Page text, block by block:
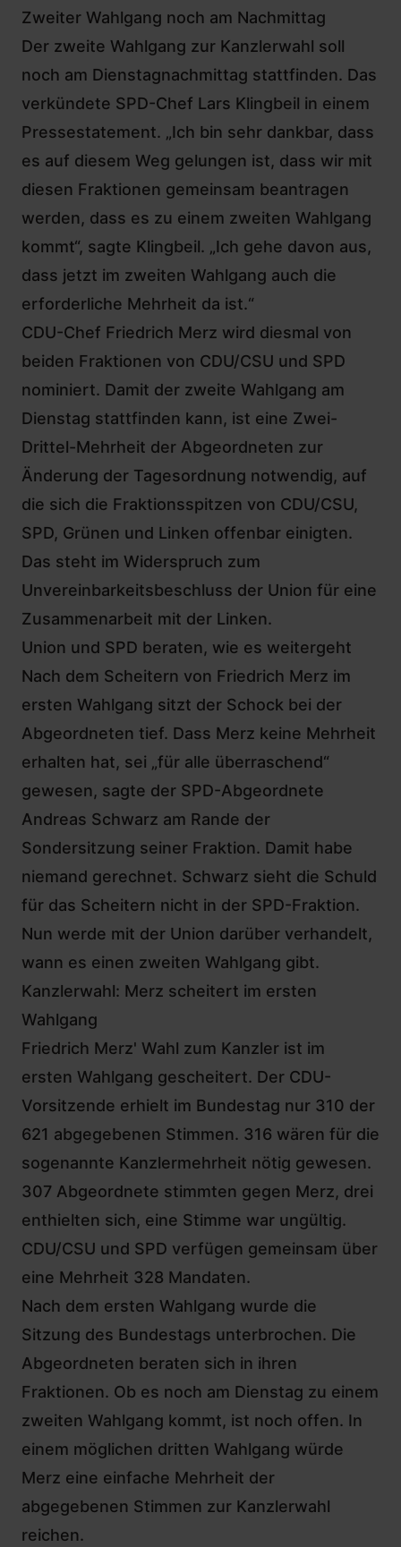
Zweiter Wahlgang noch am Nachmittag
Der zweite Wahlgang zur Kanzlerwahl soll
noch am Dienstagnachmittag stattfinden. Das
verkündete SPD-Chef Lars Klingbeil in einem
Pressestatement. „Ich bin sehr dankbar, dass
es auf diesem Weg gelungen ist, dass wir mit
diesen Fraktionen gemeinsam beantragen
werden, dass es zu einem zweiten Wahlgang
kommt“, sagte Klingbeil. „Ich gehe davon aus,
dass jetzt im zweiten Wahlgang auch die
erforderliche Mehrheit da ist.“
CDU-Chef Friedrich Merz wird diesmal von
beiden Fraktionen von CDU/CSU und SPD
nominiert. Damit der zweite Wahlgang am
Dienstag stattfinden kann, ist eine Zwei-
Drittel-Mehrheit der Abgeordneten zur
Änderung der Tagesordnung notwendig, auf
die sich die Fraktionsspitzen von CDU/CSU,
SPD, Grünen und Linken offenbar einigten.
Das steht im Widerspruch zum
Unvereinbarkeitsbeschluss der Union für eine
Zusammenarbeit mit der Linken.
Union und SPD beraten, wie es weitergeht
Nach dem Scheitern von Friedrich Merz im
ersten Wahlgang sitzt der Schock bei der
Abgeordneten tief. Dass Merz keine Mehrheit
erhalten hat, sei „für alle überraschend“
gewesen, sagte der SPD-Abgeordnete
Andreas Schwarz am Rande der
Sondersitzung seiner Fraktion. Damit habe
niemand gerechnet. Schwarz sieht die Schuld
für das Scheitern nicht in der SPD-Fraktion.
Nun werde mit der Union darüber verhandelt,
wann es einen zweiten Wahlgang gibt.
Kanzlerwahl: Merz scheitert im ersten
Wahlgang
Friedrich Merz' Wahl zum Kanzler ist im
ersten Wahlgang gescheitert. Der CDU-
Vorsitzende erhielt im Bundestag nur 310 der
621 abgegebenen Stimmen. 316 wären für die
sogenannte Kanzlermehrheit nötig gewesen.
307 Abgeordnete stimmten gegen Merz, drei
enthielten sich, eine Stimme war ungültig.
CDU/CSU und SPD verfügen gemeinsam über
eine Mehrheit 328 Mandaten.
Nach dem ersten Wahlgang wurde die
Sitzung des Bundestags unterbrochen. Die
Abgeordneten beraten sich in ihren
Fraktionen. Ob es noch am Dienstag zu einem
zweiten Wahlgang kommt, ist noch offen. In
einem möglichen dritten Wahlgang würde
Merz eine einfache Mehrheit der
abgegebenen Stimmen zur Kanzlerwahl
reichen.